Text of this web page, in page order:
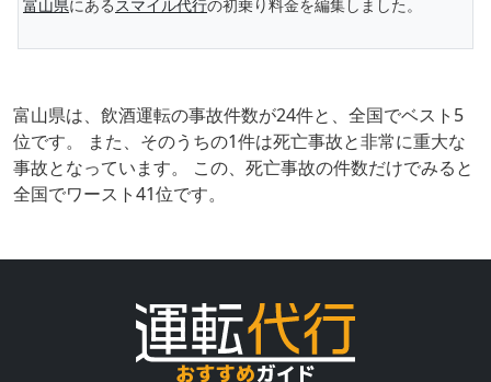
富山県にあるスマイル代行の初乗り料金を編集しました。
富山県は、飲酒運転の事故件数が24件と、全国でベスト5
位です。 また、そのうちの1件は死亡事故と非常に重大な
事故となっています。 この、死亡事故の件数だけでみると
全国でワースト41位です。